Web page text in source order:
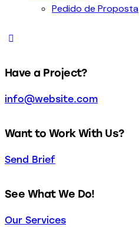
Pedido de Proposta
Have a Project?
info@website.com
Want to Work With Us?
Send Brief
See What We Do!
Our Services